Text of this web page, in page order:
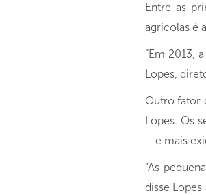
Entre as
agrícolas é
“Em 2013,
Lopes,
Outro fator
Lopes. Os
—e mais
“As
disse